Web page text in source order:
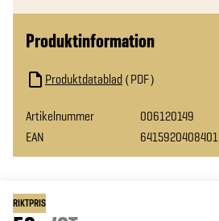
Produktinformation
Produktdatablad PDF
Artikelnummer
006120149
EAN
6415920408401
RIKTPRIS